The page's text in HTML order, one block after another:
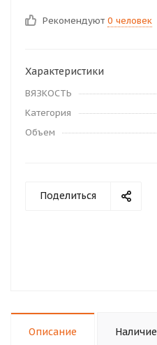
Рекомендуют 0 человек
Характеристики
ВЯЗКОСТЬ
Категория
Объем
Поделиться
Описание Наличие